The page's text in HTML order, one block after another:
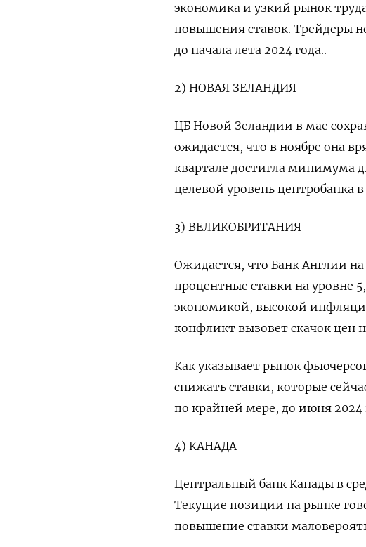
экономика и узкий рынок
повышения ставок. Трейдеры
до начала лета 2024 года..
2) НОВАЯ ЗЕЛАНДИЯ
ЦБ Новой Зеландии в мае
ожидается, что в ноябре она
квартале достигла минимума
целевой уровень центробанка
3) ВЕЛИКОБРИТАНИЯ
Ожидается, что Банк Англии
процентные ставки на уровне
экономикой, высокой
конфликт вызовет скачок цен
Как указывает рынок
снижать ставки, которые
по крайней мере, до июня 2024
4) КАНАДА
Центральный банк Канады в
Текущие позиции на рынке
повышение ставки